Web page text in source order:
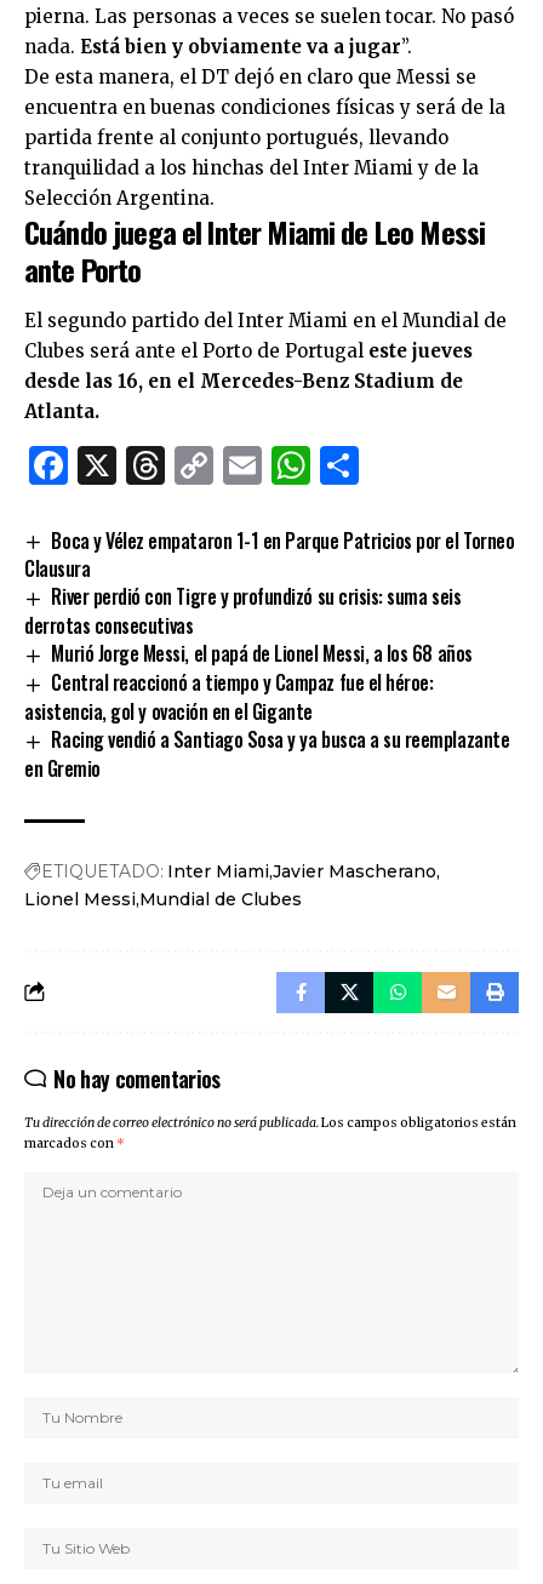
pierna. Las personas a veces se suelen tocar. No pasó
nada. Está bien y obviamente va a jugar”.
De esta manera, el DT dejó en claro que Messi se
encuentra en buenas condiciones físicas y será de la
partida frente al conjunto portugués, llevando
tranquilidad a los hinchas del Inter Miami y de la
Selección Argentina.
Cuándo juega el Inter Miami de Leo Messi
ante Porto
El segundo partido del Inter Miami en el Mundial de
Clubes será ante el Porto de Portugal este jueves
desde las 16, en el Mercedes-Benz Stadium de
Atlanta.
Facebook
X Threads
CopyEmailWhatsApp
Boca y Vélez empataron 1-1 en Parque Patricios por el Torneo
Clausura
River perdió con Tigre y profundizó su crisis: suma seis
derrotas consecutivas
Murió Jorge Messi, el papá de Lionel Messi, a los 68 años
Central reaccionó a tiempo y Campaz fue el héroe:
asistencia, gol y ovación en el Gigante
Racing vendió a Santiago Sosa y ya busca a su reemplazante
en Gremio
ETIQUETADO: Inter MiamiJavier Mascherano
Lionel Messi Mundial de Clubes
No hay comentarios
Tu dirección de correo electrónico no será publicada.Los campos obligatorios están
marcados con *